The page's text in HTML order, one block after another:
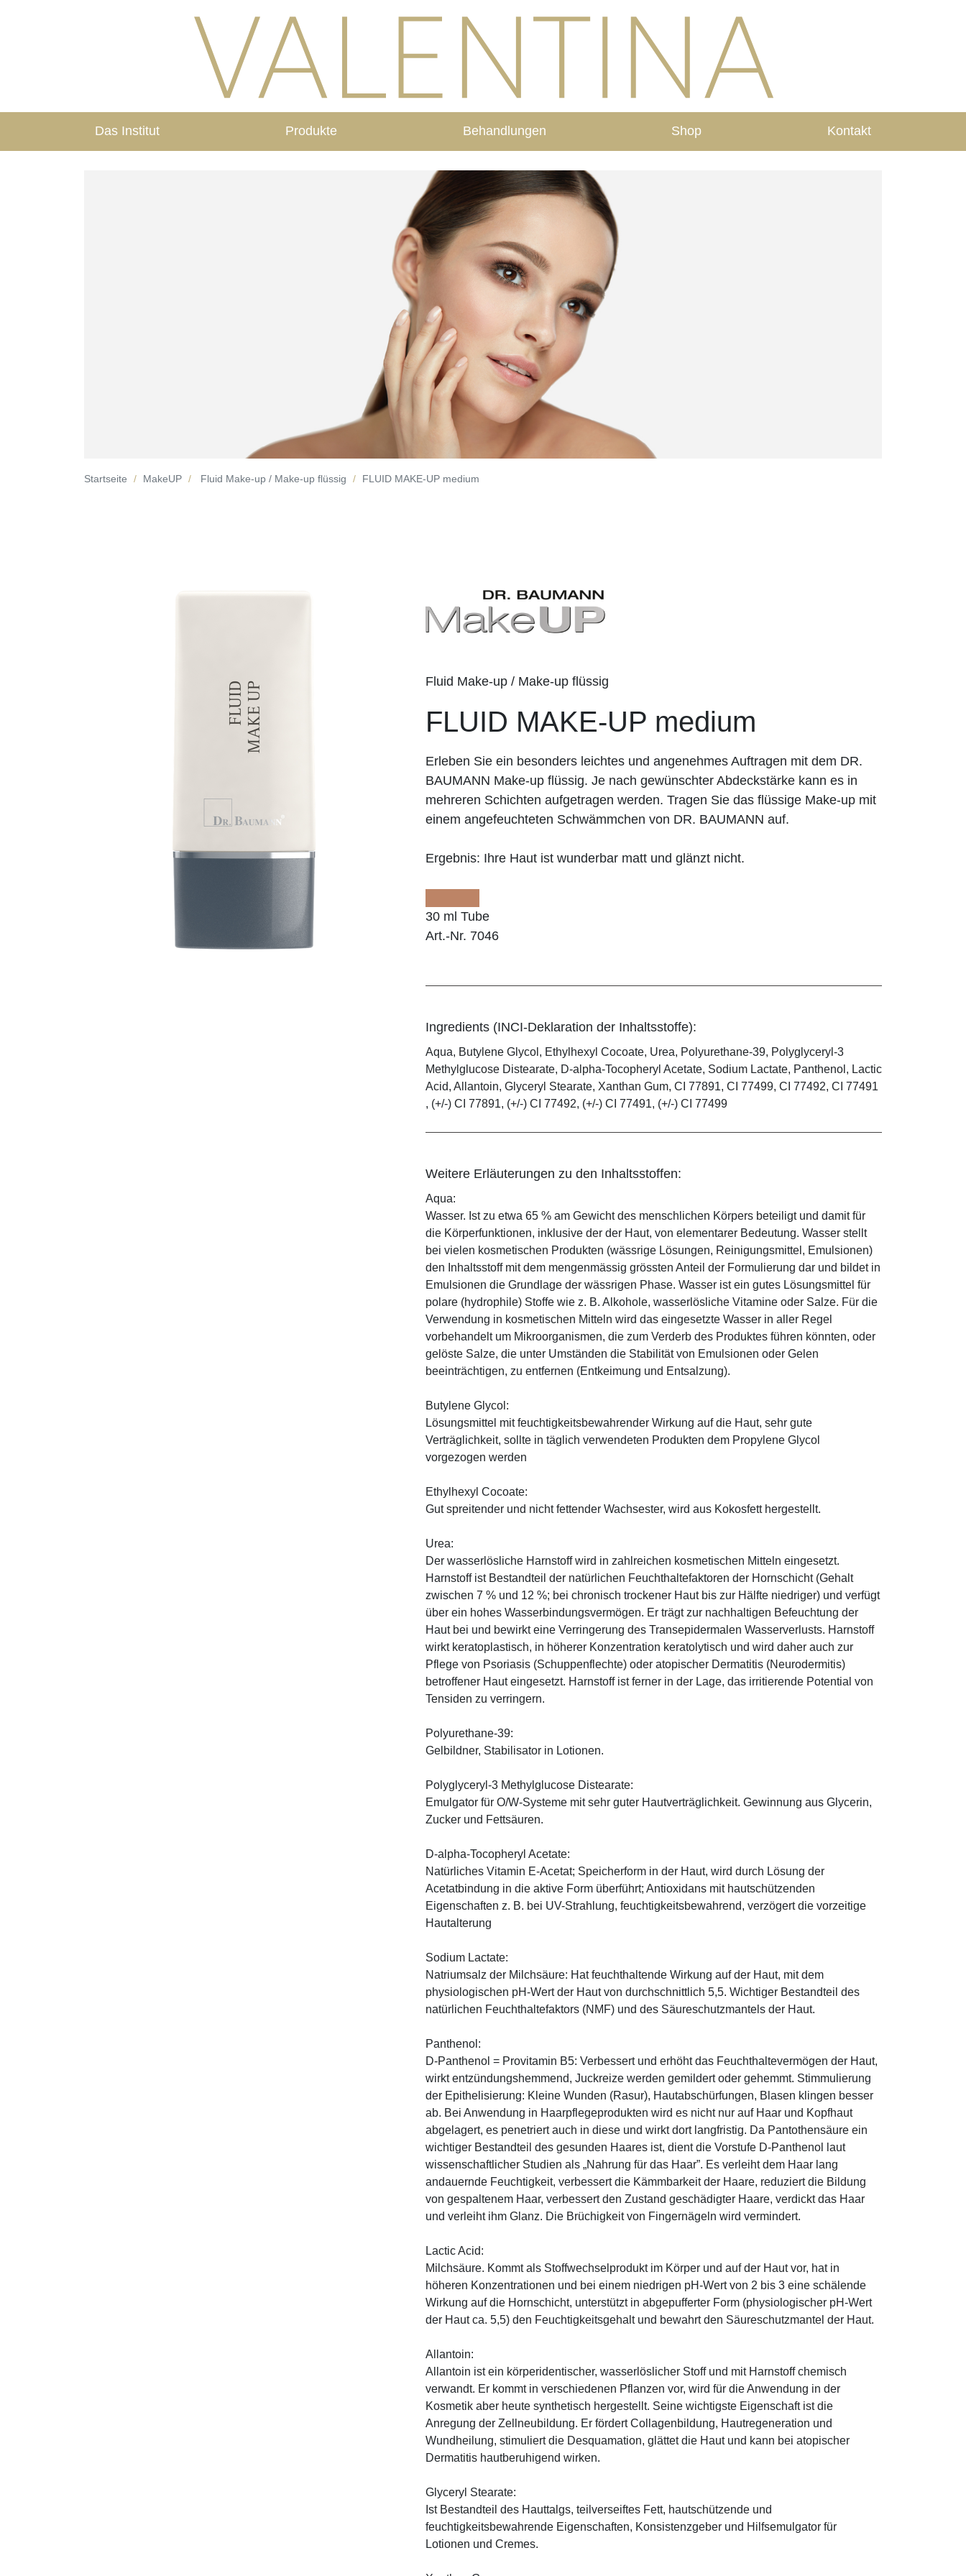
Das Institut Produkte Behandlungen Shop Kontakt
Startseite MakeUP Fluid Make-up / Make-up flüssig FLUID MAKE-UP medium
Fluid Make-up / Make-up flüssig
FLUID MAKE-UP medium
Erleben Sie ein besonders leichtes und angenehmes Auftragen mit dem DR.
BAUMANN Make-up flüssig. Je nach gewünschter Abdeckstärke kann es in
mehreren Schichten aufgetragen werden. Tragen Sie das flüssige Make-up mit
einem angefeuchteten Schwämmchen von DR. BAUMANN auf.
Ergebnis: Ihre Haut ist wunderbar matt und glänzt nicht.
30 ml Tube
Art.-Nr. 7046
Ingredients (INCI-Deklaration der Inhaltsstoffe):
Aqua, Butylene Glycol, Ethylhexyl Cocoate, Urea, Polyurethane-39, Polyglyceryl-3
Methylglucose Distearate, D-alpha-Tocopheryl Acetate, Sodium Lactate, Panthenol, Lactic
Acid, Allantoin, Glyceryl Stearate, Xanthan Gum, CI 77891, CI 77499, CI 77492, CI 77491
, (+/-) CI 77891, (+/-) CI 77492, (+/-) CI 77491, (+/-) CI 77499
Weitere Erläuterungen zu den Inhaltsstoffen:
Aqua:
Wasser. Ist zu etwa 65 % am Gewicht des menschlichen Körpers beteiligt und damit für
die Körperfunktionen, inklusive der der Haut, von elementarer Bedeutung. Wasser stellt
bei vielen kosmetischen Produkten (wässrige Lösungen, Reinigungsmittel, Emulsionen)
den Inhaltsstoff mit dem mengenmässig grössten Anteil der Formulierung dar und bildet in
Emulsionen die Grundlage der wässrigen Phase. Wasser ist ein gutes Lösungsmittel für
polare (hydrophile) Stoffe wie z. B. Alkohole, wasserlösliche Vitamine oder Salze. Für die
Verwendung in kosmetischen Mitteln wird das eingesetzte Wasser in aller Regel
vorbehandelt um Mikroorganismen, die zum Verderb des Produktes führen könnten, oder
gelöste Salze, die unter Umständen die Stabilität von Emulsionen oder Gelen
beeinträchtigen, zu entfernen (Entkeimung und Entsalzung).
Butylene Glycol:
Lösungsmittel mit feuchtigkeitsbewahrender Wirkung auf die Haut, sehr gute
Verträglichkeit, sollte in täglich verwendeten Produkten dem Propylene Glycol
vorgezogen werden
Ethylhexyl Cocoate:
Gut spreitender und nicht fettender Wachsester, wird aus Kokosfett hergestellt.
Urea:
Der wasserlösliche Harnstoff wird in zahlreichen kosmetischen Mitteln eingesetzt.
Harnstoff ist Bestandteil der natürlichen Feuchthaltefaktoren der Hornschicht (Gehalt
zwischen 7 % und 12 %; bei chronisch trockener Haut bis zur Hälfte niedriger) und verfügt
über ein hohes Wasserbindungsvermögen. Er trägt zur nachhaltigen Befeuchtung der
Haut bei und bewirkt eine Verringerung des Transepidermalen Wasserverlusts. Harnstoff
wirkt keratoplastisch, in höherer Konzentration keratolytisch und wird daher auch zur
Pflege von Psoriasis (Schuppenflechte) oder atopischer Dermatitis (Neurodermitis)
betroffener Haut eingesetzt. Harnstoff ist ferner in der Lage, das irritierende Potential von
Tensiden zu verringern.
Polyurethane-39:
Gelbildner, Stabilisator in Lotionen.
Polyglyceryl-3 Methylglucose Distearate:
Emulgator für O/W-Systeme mit sehr guter Hautverträglichkeit. Gewinnung aus Glycerin,
Zucker und Fettsäuren.
D-alpha-Tocopheryl Acetate:
Natürliches Vitamin E-Acetat; Speicherform in der Haut, wird durch Lösung der
Acetatbindung in die aktive Form überführt; Antioxidans mit hautschützenden
Eigenschaften z. B. bei UV-Strahlung, feuchtigkeitsbewahrend, verzögert die vorzeitige
Hautalterung
Sodium Lactate:
Natriumsalz der Milchsäure: Hat feuchthaltende Wirkung auf der Haut, mit dem
physiologischen pH-Wert der Haut von durchschnittlich 5,5. Wichtiger Bestandteil des
natürlichen Feuchthaltefaktors (NMF) und des Säureschutzmantels der Haut.
Panthenol:
D-Panthenol = Provitamin B5: Verbessert und erhöht das Feuchthaltevermögen der Haut,
wirkt entzündungshemmend, Juckreize werden gemildert oder gehemmt. Stimmulierung
der Epithelisierung: Kleine Wunden (Rasur), Hautabschürfungen, Blasen klingen besser
ab. Bei Anwendung in Haarpflegeprodukten wird es nicht nur auf Haar und Kopfhaut
abgelagert, es penetriert auch in diese und wirkt dort langfristig. Da Pantothensäure ein
wichtiger Bestandteil des gesunden Haares ist, dient die Vorstufe D-Panthenol laut
wissenschaftlicher Studien als „Nahrung für das Haar”. Es verleiht dem Haar lang
andauernde Feuchtigkeit, verbessert die Kämmbarkeit der Haare, reduziert die Bildung
von gespaltenem Haar, verbessert den Zustand geschädigter Haare, verdickt das Haar
und verleiht ihm Glanz. Die Brüchigkeit von Fingernägeln wird vermindert.
Lactic Acid:
Milchsäure. Kommt als Stoffwechselprodukt im Körper und auf der Haut vor, hat in
höheren Konzentrationen und bei einem niedrigen pH-Wert von 2 bis 3 eine schälende
Wirkung auf die Hornschicht, unterstützt in abgepufferter Form (physiologischer pH-Wert
der Haut ca. 5,5) den Feuchtigkeitsgehalt und bewahrt den Säureschutzmantel der Haut.
Allantoin:
Allantoin ist ein körperidentischer, wasserlöslicher Stoff und mit Harnstoff chemisch
verwandt. Er kommt in verschiedenen Pflanzen vor, wird für die Anwendung in der
Kosmetik aber heute synthetisch hergestellt. Seine wichtigste Eigenschaft ist die
Anregung der Zellneubildung. Er fördert Collagenbildung, Hautregeneration und
Wundheilung, stimuliert die Desquamation, glättet die Haut und kann bei atopischer
Dermatitis hautberuhigend wirken.
Glyceryl Stearate:
Ist Bestandteil des Hauttalgs, teilverseiftes Fett, hautschützende und
feuchtigkeitsbewahrende Eigenschaften, Konsistenzgeber und Hilfsemulgator für
Lotionen und Cremes.